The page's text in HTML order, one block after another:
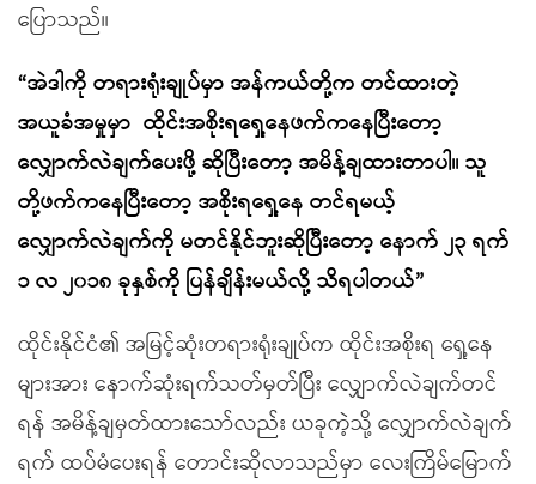
ပြောသည်။
“အဲဒါကို တရားရုံးချုပ်မှာ အန်ကယ်တို့က တင်ထားတဲ့
အယူခံအမှုမှာ ထိုင်းအစိုးရရှေ့နေဖက်ကနေပြီးတော့
လျှောက်လဲချက်ပေးဖို့ ဆိုပြီးတော့ အမိန့်ချထားတာပါ။ သူ
တို့ဖက်ကနေပြီးတော့ အစိုးရရှေ့နေ တင်ရမယ့်
လျှောက်လဲချက်ကို မတင်နိုင်ဘူးဆိုပြီးတော့ နောက် ၂၃ ရက်
၁ လ ၂၀၁၈ ခုနှစ်ကို ပြန်ချိန်းမယ်လို့ သိရပါတယ်”
ထိုင်းနိုင်ငံ၏ အမြင့်ဆုံးတရားရုံးချုပ်က ထိုင်းအစိုးရ ရှေ့နေ
များအား နောက်ဆုံးရက်သတ်မှတ်ပြီး လျှောက်လဲချက်တင်
ရန် အမိန့်ချမှတ်ထားသော်လည်း ယခုကဲ့သို့ လျှောက်လဲချက်
ရက် ထပ်မံပေးရန် တောင်းဆိုလာသည်မှာ လေးကြိမ်မြောက်